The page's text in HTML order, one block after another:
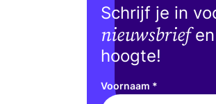
Schrijf je in
nieuwsbriefen
hoogte!
Voornaam *